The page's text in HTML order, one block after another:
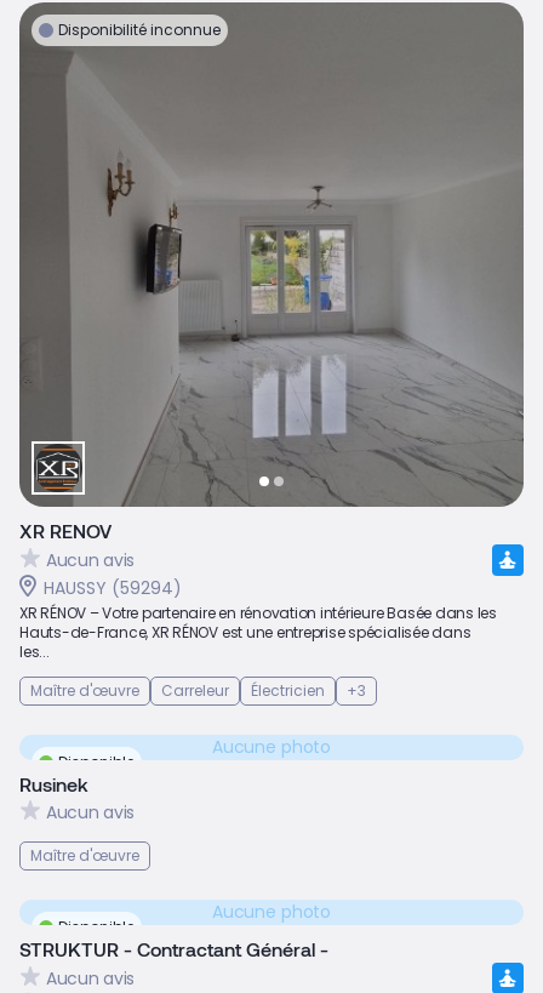
Disponibilité inconnue
XR RENOV
Aucun avis
HAUSSY (59294)
XR RÉNOV – Votre partenaire en rénovation intérieure Basée dans les
Hauts-de-France, XR RÉNOV est une entreprise spécialisée dans
les...
Maître d'œuvre
Carreleur Électricien +3
Disponible
Aucune photo
Rusinek
Aucun avis
Maître d'œuvre
Disponible
Aucune photo
STRUKTUR - Contractant Général -
Aucun avis